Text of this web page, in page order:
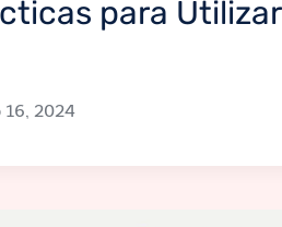
para Utilizar
16, 2024